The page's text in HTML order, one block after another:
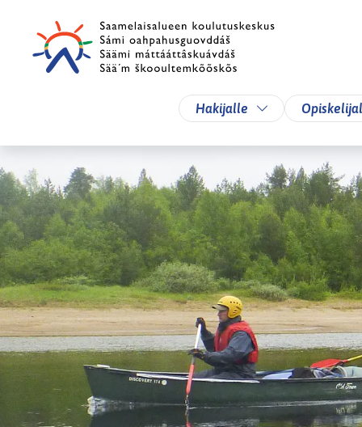
Siirry pääsisältöön Siirry päävalikkoon
Hakijalle Vaihda